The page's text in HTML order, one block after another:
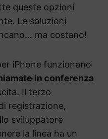
queste opzioni
Le soluzioni
ma costano!
iPhone funzionano
in conferenza
Il terzo
registrazione,
sviluppatore
la linea ha un